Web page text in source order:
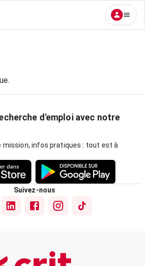
d'emploi avec notre
mission, infos pratiques : tout est à
Suivez-nous